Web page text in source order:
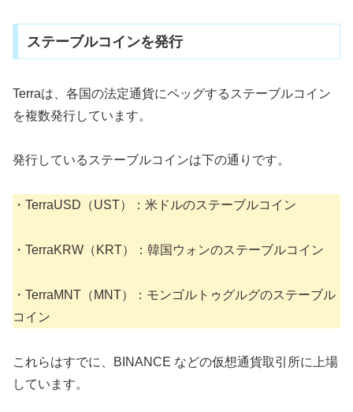
ステーブルコインを発行
Terraは、各国の法定通貨にペッグするステーブルコイン
を複数発行しています。
発行しているステーブルコインは下の通りです。
・TerraUSD（UST）：米ドルのステーブルコイン
・TerraKRW（KRT）：韓国ウォンのステーブルコイン
・TerraMNT（MNT）：モンゴルトゥグルグのステーブル
コイン
これらはすでに、BINANCE などの仮想通貨取引所に上場
しています。